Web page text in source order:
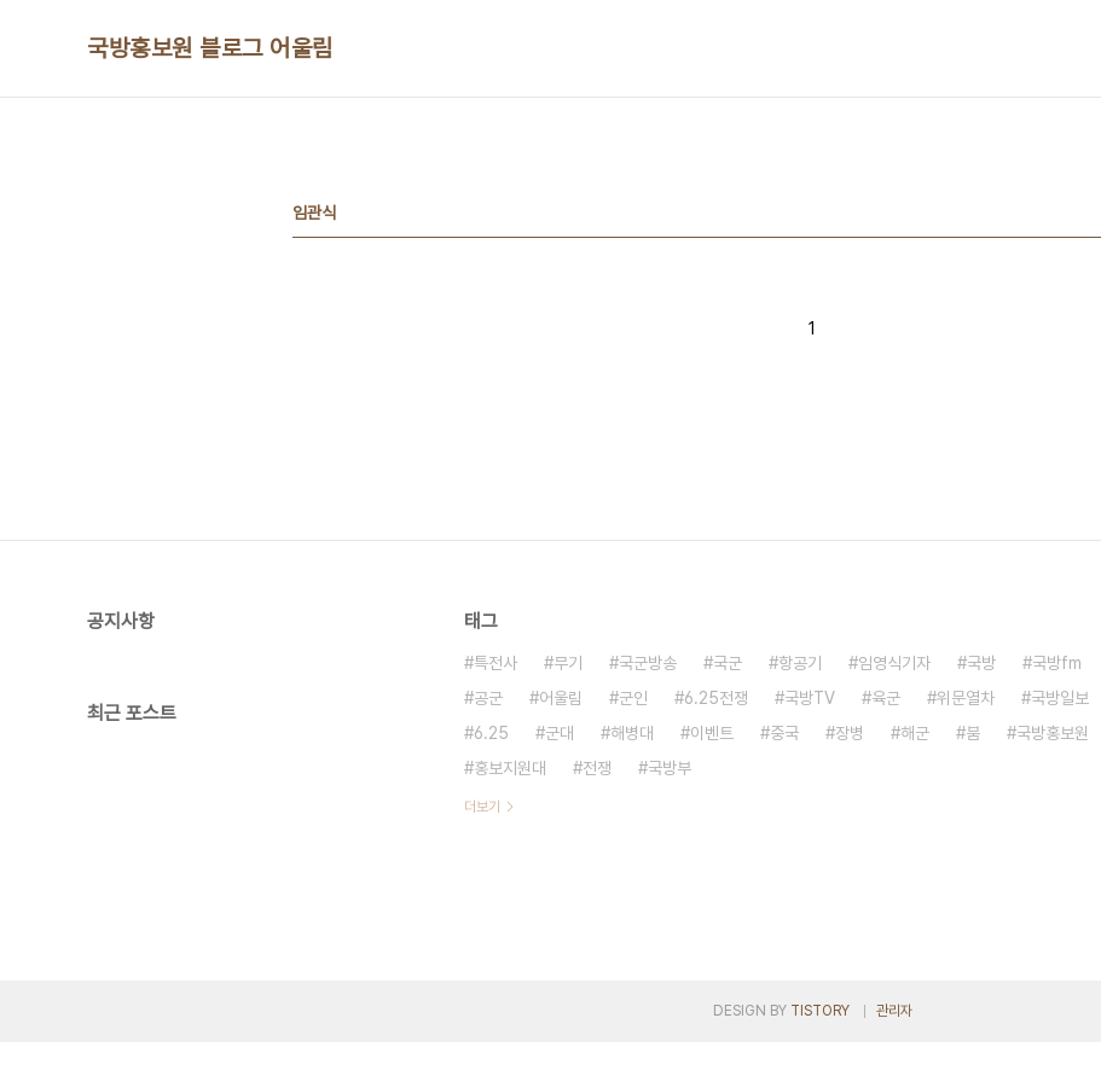
국방홍보원 블로그 어울림
임관식
1
공지사항
최근 포스트
태그
특전사 무기 국군방송 국군 항공기 임영식기자 국방 국방fm
공군
어울림 군인 6.25전쟁 국방TV 육군 위문열차 국방일보
6.25
군대 해병대 이벤트 중국 장병 해군 붐
국방홍보원
홍보지원대
전쟁 국방부
더보기
DESIGN BY TISTORY 관리자